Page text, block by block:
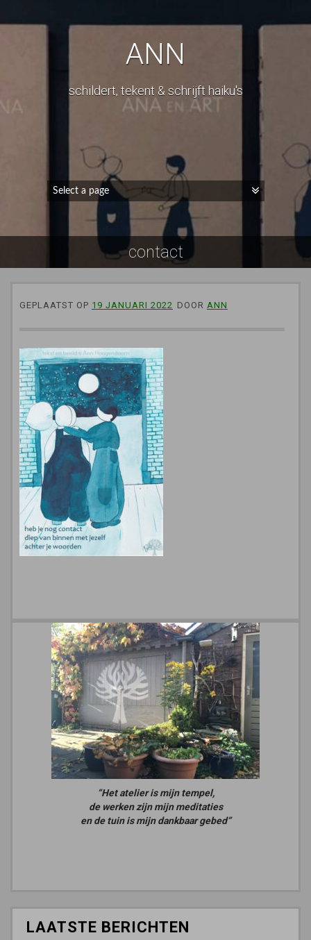
ANN
schildert, tekent & schrijft haiku's
contact
GEPLAATST OP 19 JANUARI 2022 DOOR ANN
“Het atelier is mijn tempel,
de werken zijn mijn meditaties
en de tuin is mijn dankbaar gebed”
LAATSTE BERICHTEN